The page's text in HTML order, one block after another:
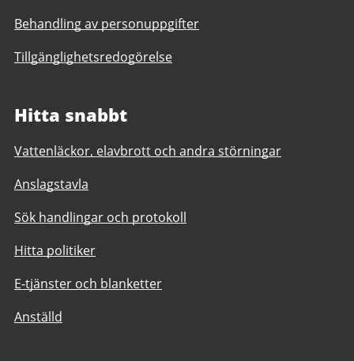
Behandling av personuppgifter
Tillgänglighetsredogörelse
Hitta snabbt
Vattenläckor, elavbrott och andra störningar
Anslagstavla
Sök handlingar och protokoll
Hitta politiker
E-tjänster och blanketter
Anställd